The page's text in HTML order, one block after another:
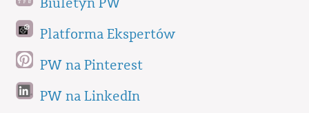
Platforma Ekspertów
PW na Pinterest
PW na LinkedIn